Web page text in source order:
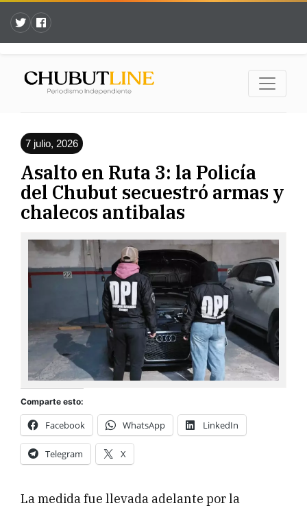
7 julio, 2026
Asalto en Ruta 3: la Policía
del Chubut secuestró armas y
chalecos antibalas
Comparte esto:
Facebook WhatsApp LinkedIn
Telegram X
La medida fue llevada adelante por la